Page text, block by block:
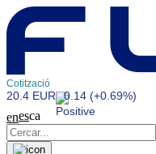
Cotització
20.4 EUR 0.14 (+0.69%)
enesca